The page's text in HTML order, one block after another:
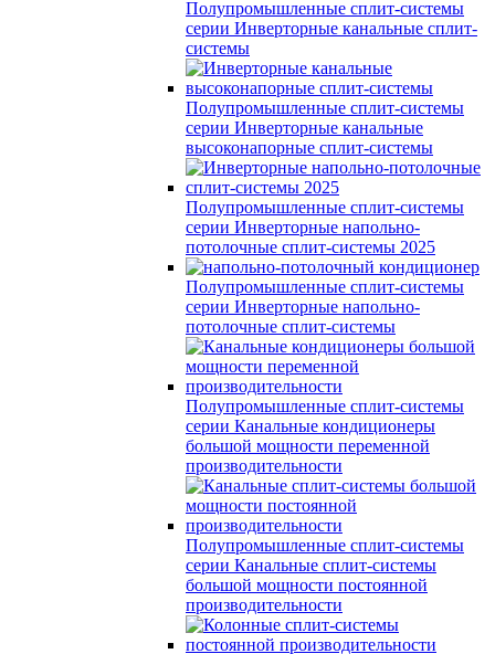
Полупромышленные сплит-системы
серии Инверторные канальные сплит-
системы
Полупромышленные сплит-системы
серии Инверторные канальные
высоконапорные сплит-системы
Полупромышленные сплит-системы
серии Инверторные напольно-
потолочные сплит-системы 2025
Полупромышленные сплит-системы
серии Инверторные напольно-
потолочные сплит-системы
Полупромышленные сплит-системы
серии Канальные кондиционеры
большой мощности переменной
производительности
Полупромышленные сплит-системы
серии Канальные сплит-системы
большой мощности постоянной
производительности